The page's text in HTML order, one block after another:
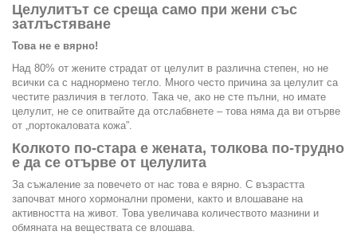
Целулитът се среща само при жени със
затлъстяване
Това не е вярно!
Над 80% от жените страдат от целулит в различна степен, но не
всички са с наднормено тегло. Много често причина за целулит са
честите различия в теглото. Така че, ако не сте пълни, но имате
целулит, не се опитвайте да отслабвнете – това няма да ви отърве
от „портокаловата кожа”.
Колкото по-стара е жената, толкова по-трудно
е да се отърве от целулита
За съжаление за повечето от нас това е вярно. С възрастта
започват много хормонални промени, както и влошаване на
активността на живот. Това увеличава количеството мазнини и
обмяната на веществата се влошава.